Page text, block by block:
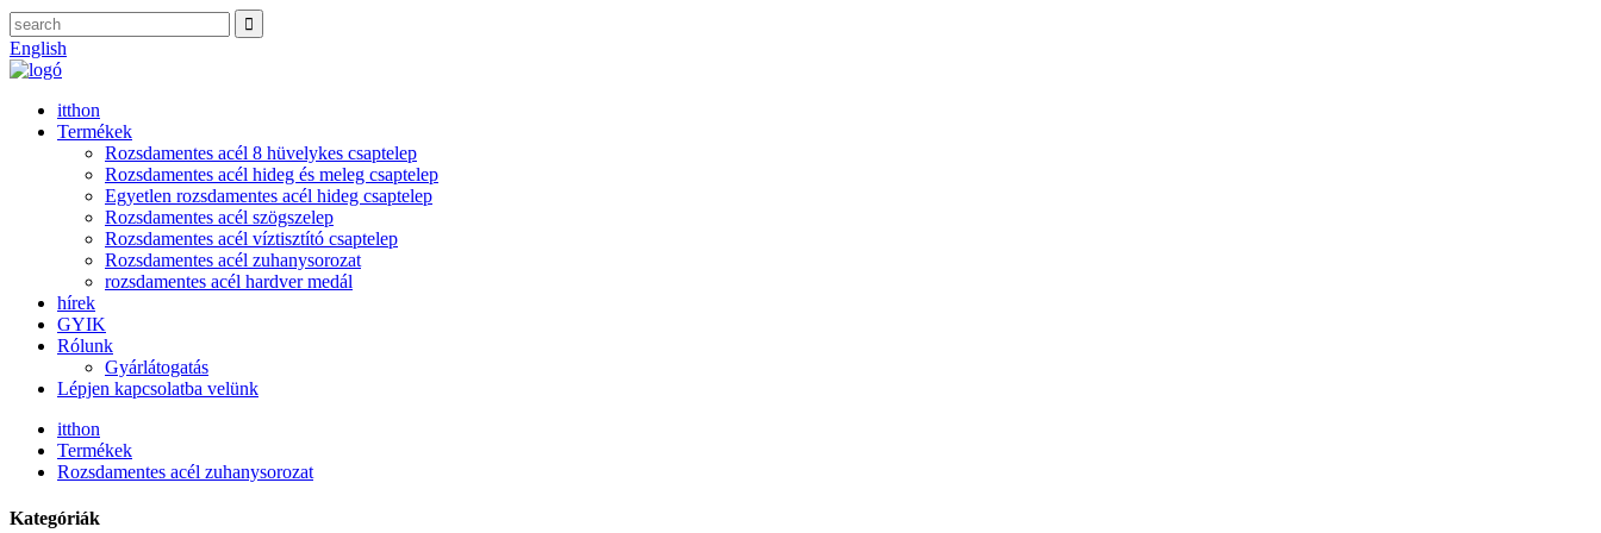
English
itthon
Termékek
Rozsdamentes acél 8 hüvelykes csaptelep
Rozsdamentes acél hideg és meleg csaptelep
Egyetlen rozsdamentes acél hideg csaptelep
Rozsdamentes acél szögszelep
Rozsdamentes acél víztisztító csaptelep
Rozsdamentes acél zuhanysorozat
rozsdamentes acél hardver medál
hírek
GYIK
Rólunk
Gyárlátogatás
Lépjen kapcsolatba velünk
itthon
Termékek
Rozsdamentes acél zuhanysorozat
Kategóriák